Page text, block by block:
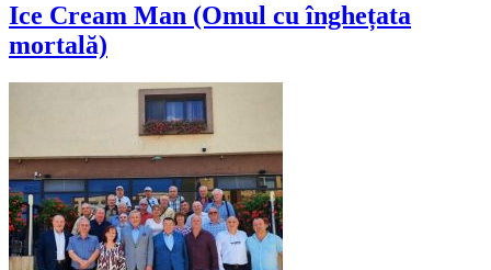
Ice Cream Man (Omul cu înghețata
mortală)